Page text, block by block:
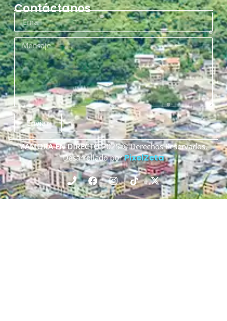
Contáctanos
Enviar
ZAMORA EN DIRECTO2025 © Derechos Reservados.
Desarrollado porPixelZeta